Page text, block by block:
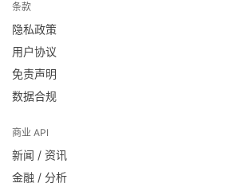
条款
隐私政策
用户协议
免责声明
数据合规
商业 API
新闻 / 资讯
金融 / 分析